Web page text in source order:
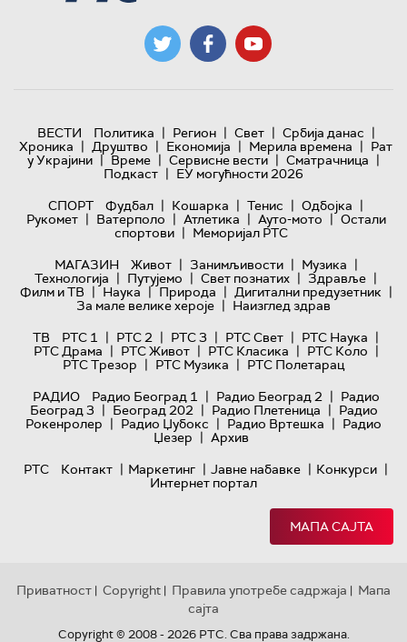
ВЕСТИ Политика | Регион | Свет | Србија данас |
Хроника | Друштво | Економија | Мерила времена | Рат
у Украјини | Време | Сервисне вести | Сматрачница |
Подкаст | ЕУ могућности 2026
СПОРТ
Фудбал | Кошарка | Тенис | Одбојка |
Рукомет | Ватерполо | Атлетика | Ауто-мото | Остали
спортови | Меморијал РТС
МАГАЗИН
Живот | Занимљивости | Музика |
Технологијa | Путујемо | Свет познатих | Здравље |
Филм и ТВ | Наука | Природа | Дигитални предузетник |
За мале велике хероје | Наизглед здрав
ТВ
РТС 1 | РТС 2 | РТС 3 | РТС Свет | РТС Наука |
РТС Драма | РТС Живот | РТС Класика | РТС Коло |
РТС Трезор | РТС Музика | РТС Полетарац
РАДИО
Радио Београд 1 | Радио Београд 2 | Радио
Београд 3 | Београд 202 | Радио Плетеница | Радио
Рокенролер | Радио Џубокс | Радио Вртешка | Радио
Џезер | Архив
РТС
Контакт | Маркетинг | Јавне набавке | Конкурси |
Интернет портал
МАПА САЈТА
Приватност | Copyright | Правила употребе садржаја | Мапа
сајта
Copyright © 2008 - 2026 РТС. Сва права задржана.